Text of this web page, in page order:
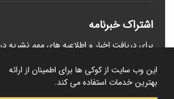
این وب سایت از کوکی ها برای اطمینان از ارائه
بهترین خدمات استفاده می کند.
اشتراک خبرنامه
برای دریافت اخبار و اطلاعیه های مهم نشریه